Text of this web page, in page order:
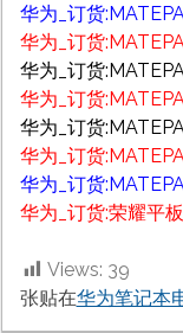
华为_订货
华为_订货
华为_订货
华为_订货
华为_订货
华为_订货
华为_订货
华为_订货:荣耀平
Views: 39
张贴在华为笔记本